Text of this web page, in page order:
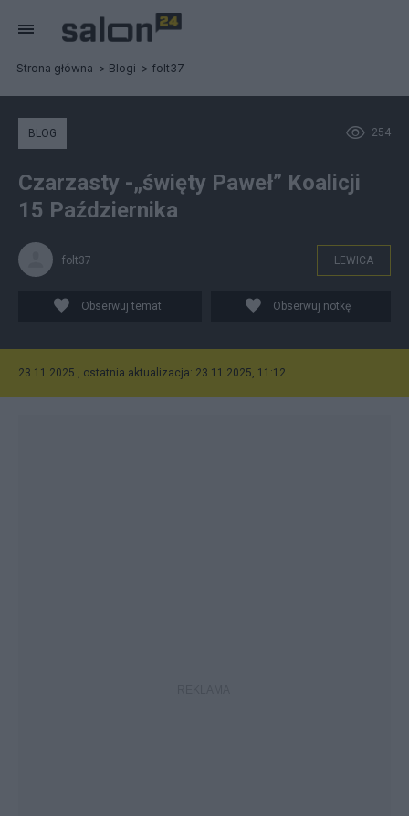
Strona główna Blogi folt37
254
BLOG
Czarzasty -„święty Paweł” Koalicji
15 Października
folt37 LEWICA
Obserwuj temat Obserwuj notkę
23.11.2025 , ostatnia aktualizacja: 23.11.2025, 11:12